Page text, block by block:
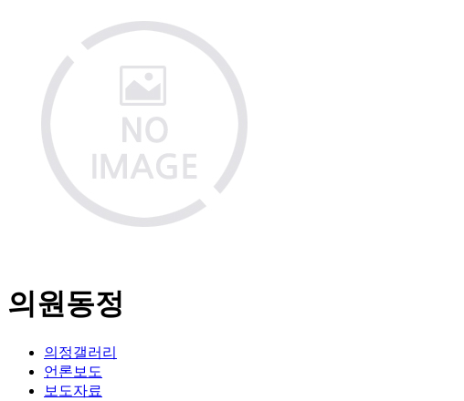
의원동정
의정갤러리
언론보도
보도자료